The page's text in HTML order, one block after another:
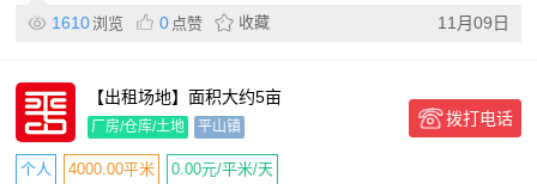
1610浏览 0 点赞 收藏 11月09日
【出租场地】面积大约5亩
厂房/仓库/土地 平山镇 拨打电话
个人 4000.00平米 0.00元/平米/天